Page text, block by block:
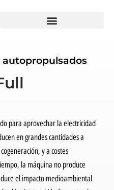
autopropulsados
para aprovechar la electricidad
en grandes cantidades a
y a costes
la máquina no produce
el impacto medioambiental